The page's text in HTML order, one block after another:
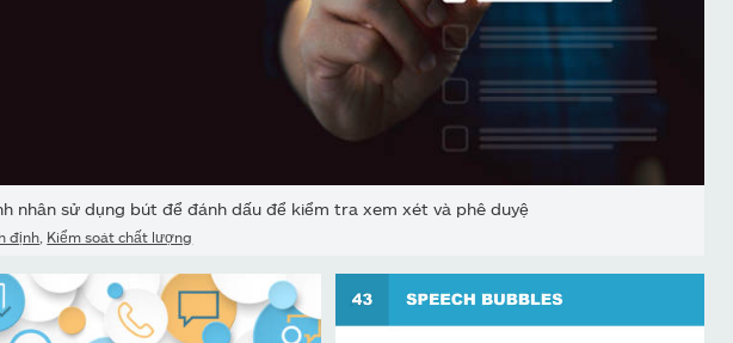
nhân sử dụng bút để đánh dấu để kiểm tra xem xét và phê duyệ
định Kiểm soát chất lượng